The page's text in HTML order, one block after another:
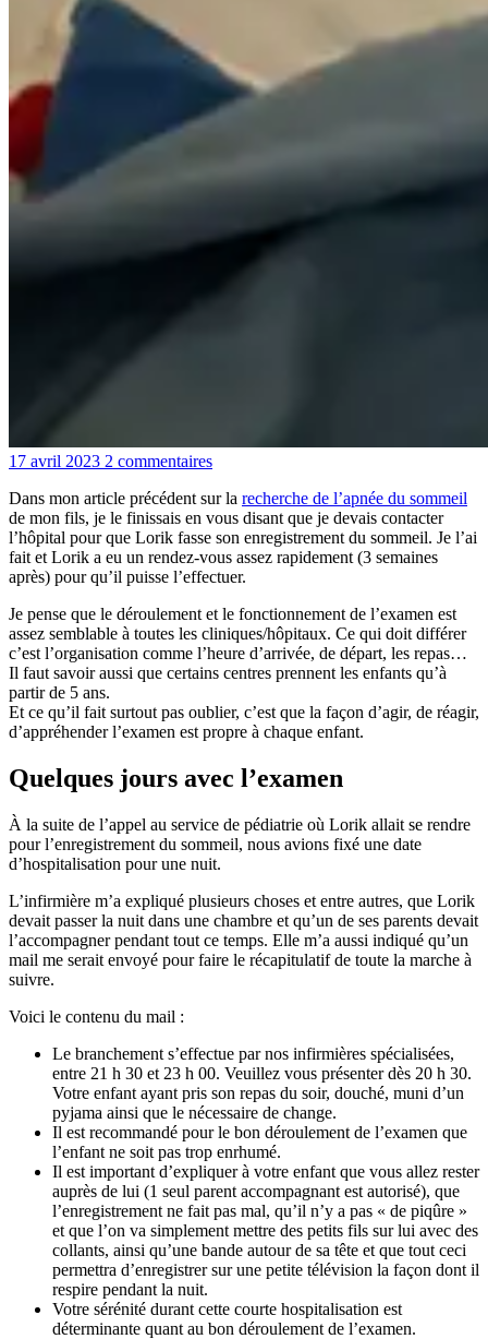
17 avril 2023 2 commentaires
Dans mon article précédent sur la recherche de l’apnée du sommeil
de mon fils, je le finissais en vous disant que je devais contacter
l’hôpital pour que Lorik fasse son enregistrement du sommeil. Je l’ai
fait et Lorik a eu un rendez-vous assez rapidement (3 semaines
après) pour qu’il puisse l’effectuer.
Je pense que le déroulement et le fonctionnement de l’examen est
assez semblable à toutes les cliniques/hôpitaux. Ce qui doit différer
c’est l’organisation comme l’heure d’arrivée, de départ, les repas…
Il faut savoir aussi que certains centres prennent les enfants qu’à
partir de 5 ans.
Et ce qu’il fait surtout pas oublier, c’est que la façon d’agir, de réagir,
d’appréhender l’examen est propre à chaque enfant.
Quelques jours avec l’examen
À la suite de l’appel au service de pédiatrie où Lorik allait se rendre
pour l’enregistrement du sommeil, nous avions fixé une date
d’hospitalisation pour une nuit.
L’infirmière m’a expliqué plusieurs choses et entre autres, que Lorik
devait passer la nuit dans une chambre et qu’un de ses parents devait
l’accompagner pendant tout ce temps. Elle m’a aussi indiqué qu’un
mail me serait envoyé pour faire le récapitulatif de toute la marche à
suivre.
Voici le contenu du mail :
Le branchement s’effectue par nos infirmières spécialisées,
entre 21 h 30 et 23 h 00. Veuillez vous présenter dès 20 h 30.
Votre enfant ayant pris son repas du soir, douché, muni d’un
pyjama ainsi que le nécessaire de change.
Il est recommandé pour le bon déroulement de l’examen que
l’enfant ne soit pas trop enrhumé.
Il est important d’expliquer à votre enfant que vous allez rester
auprès de lui (1 seul parent accompagnant est autorisé), que
l’enregistrement ne fait pas mal, qu’il n’y a pas « de piqûre »
et que l’on va simplement mettre des petits fils sur lui avec des
collants, ainsi qu’une bande autour de sa tête et que tout ceci
permettra d’enregistrer sur une petite télévision la façon dont il
respire pendant la nuit.
Votre sérénité durant cette courte hospitalisation est
déterminante quant au bon déroulement de l’examen.